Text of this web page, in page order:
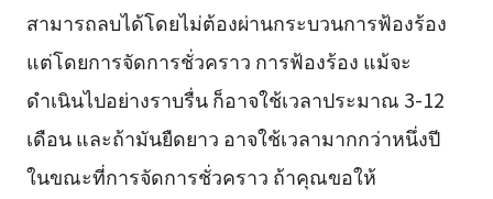
สามารถลบได้โดยไม่ต้องผ่านกระบวนการฟ้องร้อง
แต่โดยการจัดการชั่วคราว การฟ้องร้อง แม้จะ
ดำเนินไปอย่างราบรื่น ก็อาจใช้เวลาประมาณ 3-12
เดือน และถ้ามันยืดยาว อาจใช้เวลามากกว่าหนึ่งปี
ในขณะที่การจัดการชั่วคราว ถ้าคุณขอให้